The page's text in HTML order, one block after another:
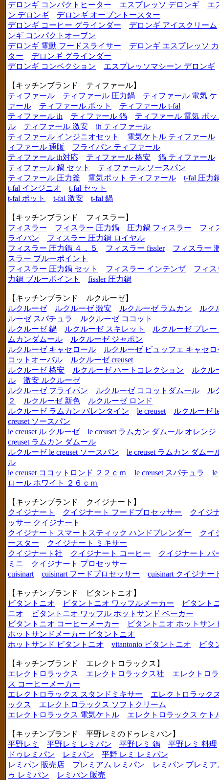
デロンギ コンパクトヒーター
エスプレッソ デロンギ
エ
ン デロンギ
デロンギ オーブントースター
デロンギ コーヒー グラインダー
デロンギ アイスクリーム
ンギ コンパクトオーブン
デロンギ 電動 フードスライサー
デロンギ エスプレッソ
ター
デロンギ グラインダー
デロンギ コンベクション
エスプレッソマシーン デロンギ
【キッチンブランド ティファール】
ティファール
ティファール 圧力鍋
ティファール 電気 ケ
ァール
ティファール ポット
ティファール t-fal
ティファール ih
ティファール 鍋
ティファール 電気 ポッ
ル
ティファール 激安
ih ティファール
ティファール インジニオセット
電気ケトル ティファール
ィファール 通販
フライパン ティファール
ティファール ih対応
ティファール 格安
鍋 ティファール
ティファール 鍋 セット
ティファール ソースパン
ティファール 圧力釜
電気ポット ティファール
t-fal 圧力
t-fal インジニオ
t-fal セット
t-fal ポット
t-fal 激安 t-fal 鍋
【キッチンブランド フィスラー】
フィスラー
フィスラー 圧力鍋 圧力鍋 フィスラー
フィ
ライパン
フィスラー 圧力鍋 ロイヤル
フィスラー 圧力鍋 ４．５
フィスラー fissler
フィスラー
スラー ブルーポイント
フィスラー 圧力鍋 セット
フィスラー インテンザ
フィ
力鍋 ブルーポイント
fissler 圧力鍋
【キッチンブランド ルクルーゼ】
ルクルーゼ
ルクルーゼ 激安 ルクルーゼ ラムカン
ルク
ルーゼ スパチュラ
ルクルーゼ ココット
ルクルーゼ 鍋
ルクルーゼ スキレット
ルクルーゼ プレ
ムカンダムール
ルクルーゼ ジャポン
ルクルーゼ キャセロール
ルクルーゼ ビュッフェ キャセロ
コットオーバル
ルクルーゼ creuset
ルクルーゼ 格安
ルクルーゼ ハートコレクション
ルクル
ル
激安 ルクルーゼ
ルクルーゼ フライパン
ルクルーゼ ココットダムール
ル
２
ルクルーゼ 新色
ルクルーゼ ロンド
ルクルーゼ ラムカン バレンタイン
le creuset
ルクルーゼ
creuset ソースパン
le creuset ル クルーゼ
le creuset ラムカン ダムール オレンジ
creuset ラムカン ダムール
ルクルーゼ le creuset ソースパン
le creuset ラムカン ダム
ル
le creuset ココットロンド ２２ｃｍ
le creuset スパチュラ
le
ロール ホワイト ２６ｃｍ
【キッチンブランド クイジナート】
クイジナート
クイジナート フードプロセッサー
クイジ
ッサー クイジナート
クイジナート スマートスティック ハンドブレンダー
クイ
ースター
クイジナート ミキサー
クイジナート社
クイジナート コーヒー
クイジナート バ
ミニ
クイジナート プロセッサー
cuisinart
cuisinart フードプロセッサー cuisinart クイジナー
【キッチンブランド ビタントニオ】
ビタントニオ
ビタントニオ ワッフルメーカー
ビタント
ニオ
ビタントニオ ワッフル ホットサンド ベーカー
ビタントニオ コーヒーメーカー
ビタントニオ ホットサン
ホットサンドメーカー ビタントニオ
ホットサンド ビタントニオ
vitantonio ビタントニオ ビタ
【キッチンブランド エレクトロラックス】
エレクトロラックス
エレクトロラックス社
エレクトロ
ス コーヒーメーカー
エレクトロラックス スタンドミキサー
エレクトロラック
ックス
エレクトロラックス ソフトクリーム
エレクトロラックス 電気ケトル
エレクトロラックス ケト
【キッチンブランド 平野レミのドゥレミパン】
平野レミ
平野レミ レミパン 平野レミ 鍋
平野レミ 料理
ドゥレミパン
レミパン
平野 レミ レミパン
レミパン 販売店
プレミアム レミパン
レミパン プレミア
ゥ レミパン
レミパン 販売